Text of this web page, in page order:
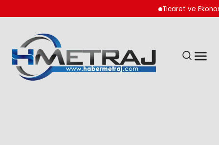
Ticaret ve